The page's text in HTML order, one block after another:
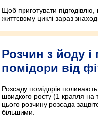
Щоб приготувати
життєвому циклі зараз
Розчин з йоду
помідори від
Розсаду помідорів
швидкого росту (1 крапля на
цього розчину розсада
більшими.